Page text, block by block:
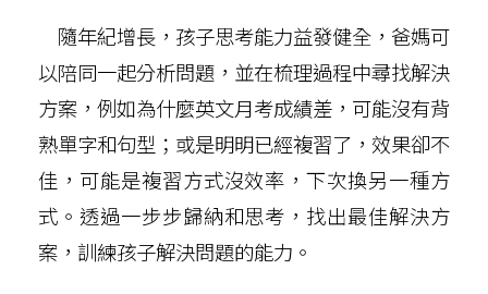
隨年紀增長，孩子思考能力益發健全，爸媽可
以陪同一起分析問題，並在梳理過程中尋找解決
方案，例如為什麼英文月考成績差，可能沒有背
熟單字和句型；或是明明已經複習了，效果卻不
佳，可能是複習方式沒效率，下次換另一種方
式。透過一步步歸納和思考，找出最佳解決方
案，訓練孩子解決問題的能力。